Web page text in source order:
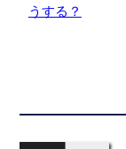
うする？